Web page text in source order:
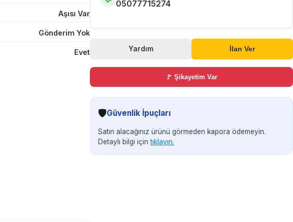
Aşısı Var
Gönderim Yok
Evet
05077715274
Yardım İlan Ver
🚩 Şikayetim Var
🛡️Güvenlik İpuçları
Satın alacağınız ürünü görmeden kapora ödemeyin.
Detaylı bilgi içintıklayın.